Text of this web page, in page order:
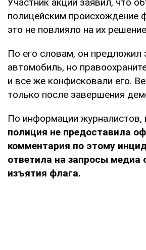
полицейским происхождение
это не повлияло на их
По его словам, он предложил
автомобиль, но
и все же конфисковали его.
только после завершения
По информации журналистов,
полиция не предоставила
комментария по этому
ответила на запросы медиа
изъятия флага.